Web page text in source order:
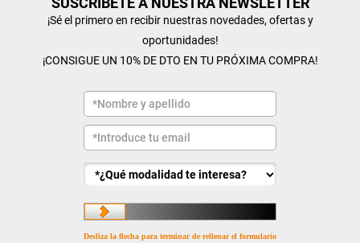
¡Sé el primero en recibir nuestras novedades, ofertas y
oportunidades!
¡CONSIGUE UN 10% DE DTO EN TU PRÓXIMA COMPRA!
Desliza la flecha para terminar de rellenar el formulario